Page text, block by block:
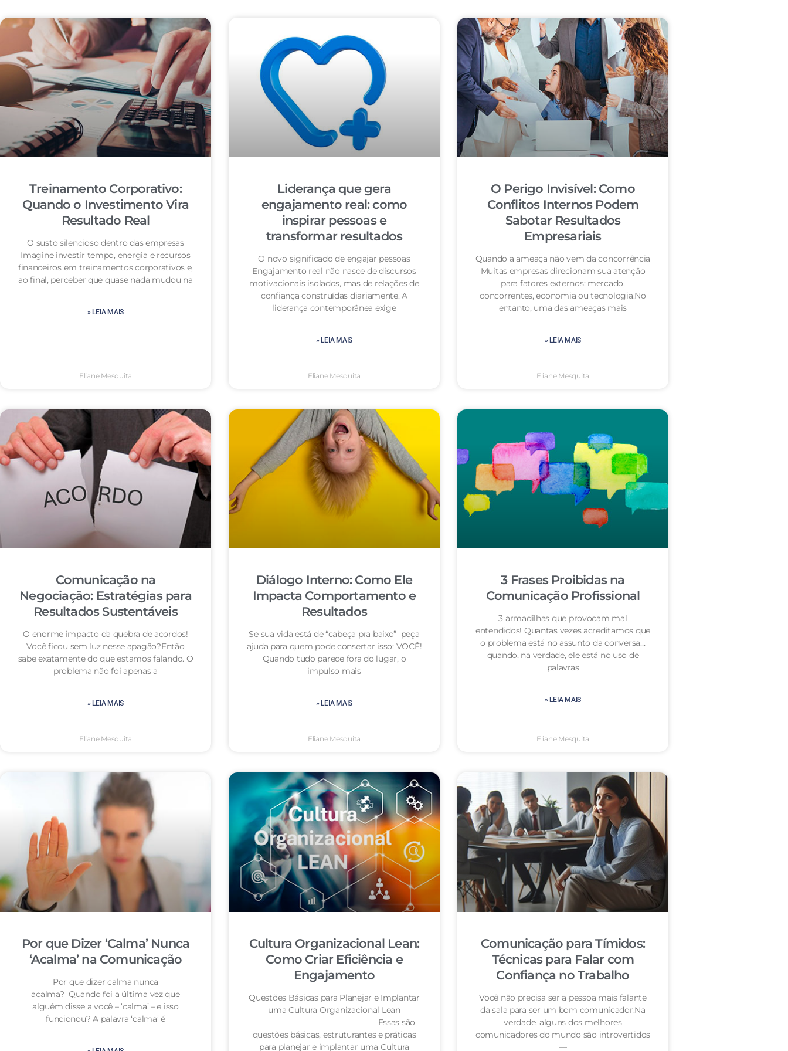
Treinamento Corporativo:
Quando o Investimento Vira
Resultado Real
O susto silencioso dentro das empresas
Imagine investir tempo, energia e recursos
financeiros em treinamentos corporativos e,
ao final, perceber que quase nada mudou na
» LEIA MAIS
Eliane Mesquita
Liderança que gera
engajamento real: como
inspirar pessoas e
transformar resultados
O novo significado de engajar pessoas
Engajamento real não nasce de discursos
motivacionais isolados, mas de relações de
confiança construídas diariamente. A
liderança contemporânea exige
» LEIA MAIS
Eliane Mesquita
O Perigo Invisível: Como
Conflitos Internos Podem
Sabotar Resultados
Empresariais
Quando a ameaça não vem da concorrência
Muitas empresas direcionam sua atenção
para fatores externos: mercado,
concorrentes, economia ou tecnologia.No
entanto, uma das ameaças mais
» LEIA MAIS
Eliane Mesquita
Comunicação na
Negociação: Estratégias para
Resultados Sustentáveis
O enorme impacto da quebra de acordos!
Você ficou sem luz nesse apagão?Então
sabe exatamente do que estamos falando. O
problema não foi apenas a
» LEIA MAIS
Eliane Mesquita
Diálogo Interno: Como Ele
Impacta Comportamento e
Resultados
Se sua vida está de “cabeça pra baixo” peça
ajuda para quem pode consertar isso: VOCÊ!
Quando tudo parece fora do lugar, o
impulso mais
» LEIA MAIS
Eliane Mesquita
3 Frases Proibidas na
Comunicação Profissional
3 armadilhas que provocam mal
entendidos! Quantas vezes acreditamos que
o problema está no assunto da conversa…
quando, na verdade, ele está no uso de
palavras
» LEIA MAIS
Eliane Mesquita
Por que Dizer ‘Calma’ Nunca
‘Acalma’ na Comunicação
Por que dizer calma nunca
acalma? Quando foi a última vez que
alguém disse a você – ‘calma’ – e isso
funcionou? A palavra ‘calma’ é
Cultura Organizacional Lean:
Como Criar Eficiência e
Engajamento
Questões Básicas para Planejar e Implantar
uma Cultura Organizacional Lean
Essas são
questões básicas, estruturantes e práticas
para planejar e implantar uma Cultura
Comunicação para Tímidos:
Técnicas para Falar com
Confiança no Trabalho
Você não precisa ser a pessoa mais falante
da sala para ser um bom comunicador.Na
verdade, alguns dos melhores
comunicadores do mundo são introvertidos
—